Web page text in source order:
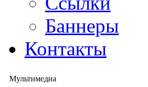
Баннеры
Контакты
Мультимедиа